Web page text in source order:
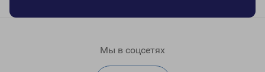
Мы в соцсетях